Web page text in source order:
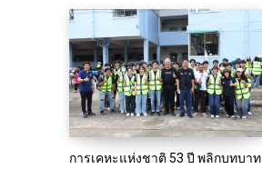
การเคหะแห่งชาติ 53 ปี พลิกบทบาท